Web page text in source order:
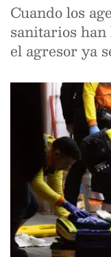
Cuando los
sanitarios
el agresor ya